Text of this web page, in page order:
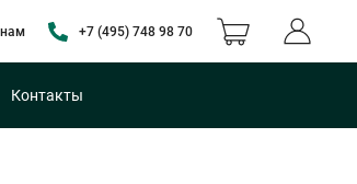
+7 (495) 748 98 70
Контакты